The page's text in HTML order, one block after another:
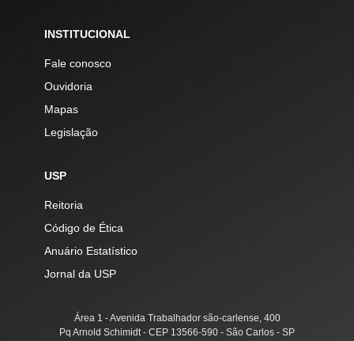
INSTITUCIONAL
Fale conosco
Ouvidoria
Mapas
Legislação
USP
Reitoria
Código de Ética
Anuário Estatístico
Jornal da USP
Área 1 - Avenida Trabalhador são-carlense, 400
Pq Arnold Schimidt - CEP 13566-590 - São Carlos - SP